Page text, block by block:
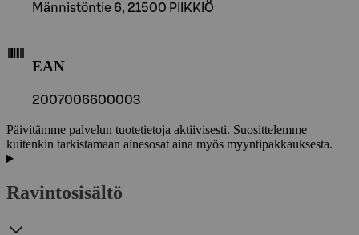
Männistöntie 6, 21500 PIIKKIÖ
EAN
2007006600003
Päivitämme palvelun tuotetietoja aktiivisesti. Suosittelemme
kuitenkin tarkistamaan ainesosat aina myös myyntipakkauksesta.
Ravintosisältö